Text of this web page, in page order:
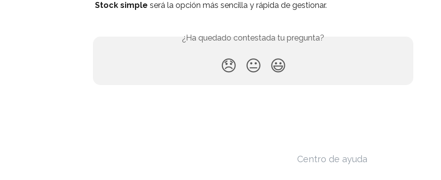
Stock simple será la opción más sencilla y rápida de gestionar.
¿Ha quedado contestada tu pregunta?
😞 😐 😃
Centro de ayuda